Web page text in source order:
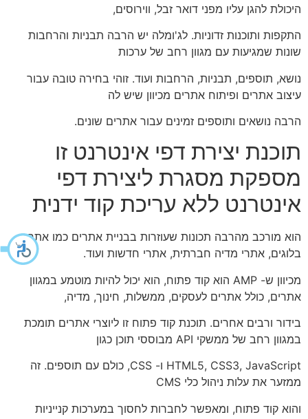
היכולת להגן עליו מפני דואר זבל, ווירוסים,
התקפות ותוכנות זדוניות. לג'ומלה יש הרבה תבניות והרחבות
שונות שמגיעות עם מגוון רחב של ערכות
נושא, תוספים, תבניות, הרחבות ועוד. זוהי בחירה טובה עבור
עיצוב אתרים ופיתוח אתרים מכיוון שיש לה
הרבה נושאים ותוספים זמינים עבור אתרים שונים.
תוכנת יצירת דפי אינטרנט זו
מספקת מסגרת ליצירת דפי
אינטרנט ללא עריכת קוד ידנית
הוא מורכב מהרבה תכונות שעוזרות בבניית אתרים כמו אתרי
בלוגים, אתרי מדיה חברתית, אתרי חדשות ועוד.
מכיוון ש- AMP הוא קוד פתוח, הוא יכול להיות מוטמע במגוון
אתרים, כולל אתרים לעסקים, ממשלות, חינוך, מדיה,
בידור ורבים אחרים. תוכנת קוד פתוח זו ליוצרי אתרים תומכת
במגוון רחב של ממשקי API מבוססי תוכן כגון
HTML5, CSS3, JavaScript ו- CSS, כולם עם תוספים. זה
ממזער את עלות ניהול כלי CMS
והוא קוד פתוח, ומאפשר לחברות לחסוך במערכות קנייניות